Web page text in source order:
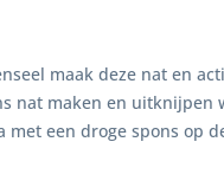
maak deze nat en
nat maken en uitknijpen
een droge spons op